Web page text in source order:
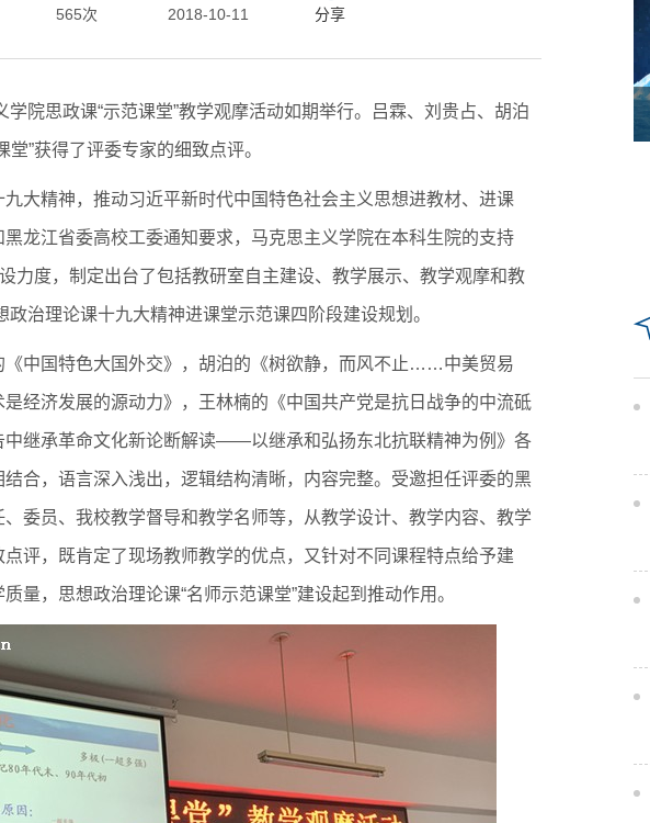
565次
2018-10-11
分享
学院思政课“示范课堂”教学观摩活动如期举行。吕霖、刘贵占、胡泊
”获得了评委专家的细致点评。
大精神，推动习近平新时代中国特色社会主义思想进教材、进课
龙江省委高校工委通知要求，马克思主义学院在本科生院的支持
力度，制定出台了包括教研室自主建设、教学展示、教学观摩和教
治理论课十九大精神进课堂示范课四阶段建设规划。
《中国特色大国外交》，胡泊的《树欲静，而风不止……中美贸易
经济发展的源动力》，王林楠的《中国共产党是抗日战争的中流砥
中继承革命文化新论断解读——以继承和弘扬东北抗联精神为例》各
合，语言深入浅出，逻辑结构清晰，内容完整。受邀担任评委的黑
委员、我校教学督导和教学名师等，从教学设计、教学内容、教学
评，既肯定了现场教师教学的优点，又针对不同课程特点给予建
量，思想政治理论课“名师示范课堂”建设起到推动作用。
北我的家乡 热雪铸舰向深蓝 青春共绘强国卷